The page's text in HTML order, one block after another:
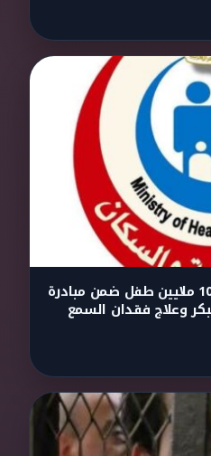
«الصحة» تعلن فحص أكثر من 10 ملايين طفل ضمن مبادرة
وعلاج فقدان السمع